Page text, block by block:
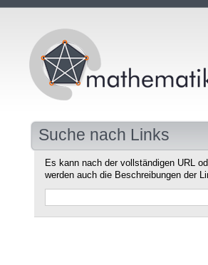
Suche nach Links
Es kann nach der vollständigen URL
werden auch die Beschreibungen der